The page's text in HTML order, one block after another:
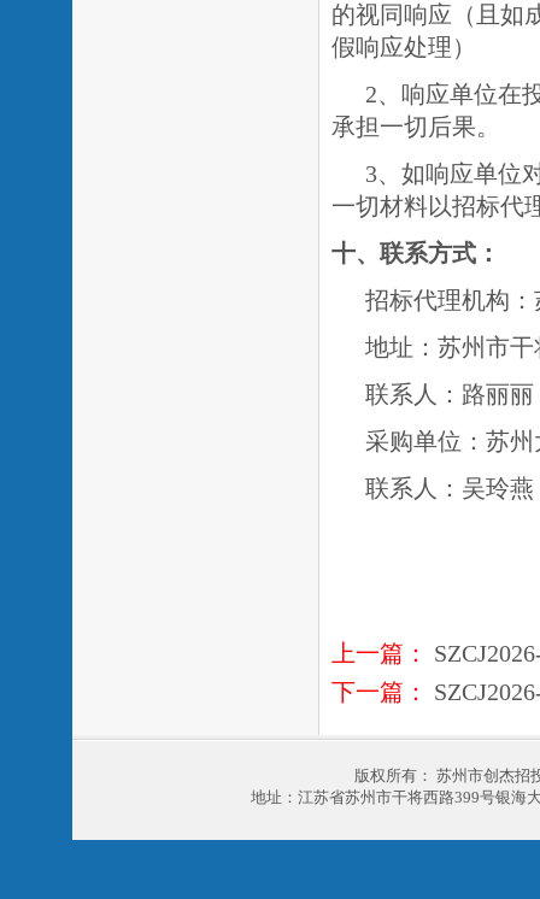
的视同响应（且如
假响应处理）
2、响应单位在
承担一切后果。
3、如响应单位
一切材料以招标代
十、联系方式：
招标代理机构
地址：苏州市干
联系人：路丽丽
采购单位：苏
联系人：吴玲燕
上一篇：
下一篇：
版权所有： 苏州市创杰
地址：江苏省苏州市干将西路399号银海